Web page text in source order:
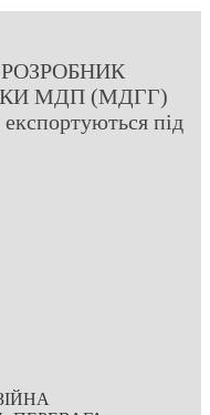
МДП (МДГГ)
під